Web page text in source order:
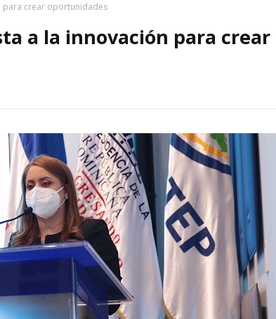
para crear oportunidades
a la innovación para crear